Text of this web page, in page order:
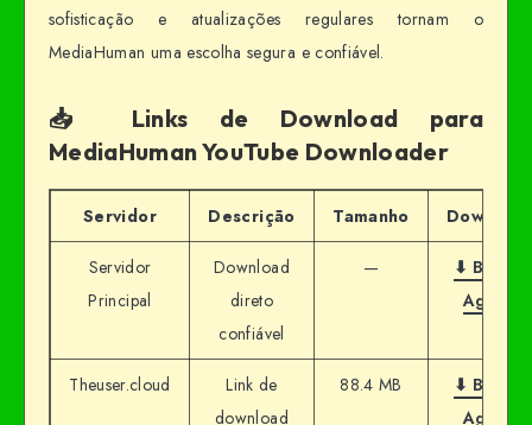
sofisticação e atualizações regulares tornam o
MediaHuman uma escolha segura e confiável.
📥 Links de Download para
MediaHuman YouTube Downloader
Servidor Descrição Tamanho Download
Servidor
Principal
Download
direto
confiável
—
⬇ Baixar
Agora
Theuser.cloud
Link de
download
88.4 MB
⬇ Baixar
Agora